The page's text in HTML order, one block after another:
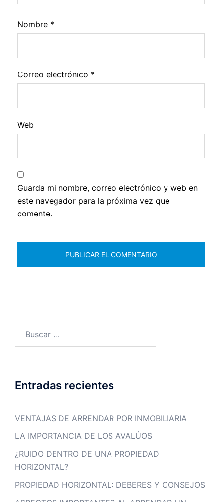
Nombre *
Correo electrónico *
Web
Guarda mi nombre, correo electrónico y web en
este navegador para la próxima vez que
comente.
Entradas recientes
VENTAJAS DE ARRENDAR POR INMOBILIARIA
LA IMPORTANCIA DE LOS AVALÚOS
¿RUIDO DENTRO DE UNA PROPIEDAD
HORIZONTAL?
PROPIEDAD HORIZONTAL: DEBERES Y CONSEJOS